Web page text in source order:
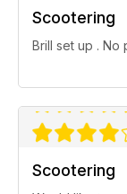
Scootering
Brill set up . No
Scootering